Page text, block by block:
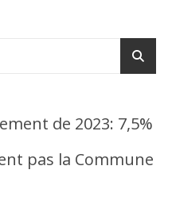
de 2023: 7,5%
pas la Commune